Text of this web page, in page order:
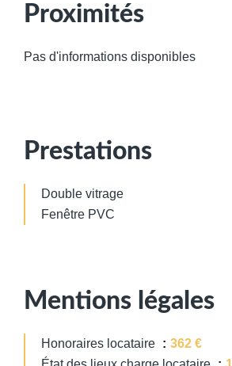
Proximités
Pas d'informations disponibles
Prestations
Double vitrage
Fenêtre PVC
Mentions légales
Honoraires locataire
362 €